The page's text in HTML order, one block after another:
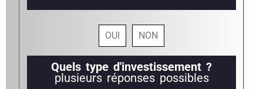
OUI NON
Quels type d'investissement ?
plusieurs réponses possibles